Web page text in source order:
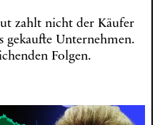
zahlt nicht der Käufer
gekaufte Unternehmen.
Folgen.